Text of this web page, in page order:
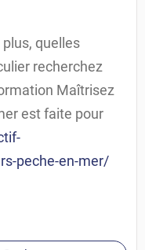
plus, quelles
recherchez
Maîtrisez
est faite pour
peche-en-mer/